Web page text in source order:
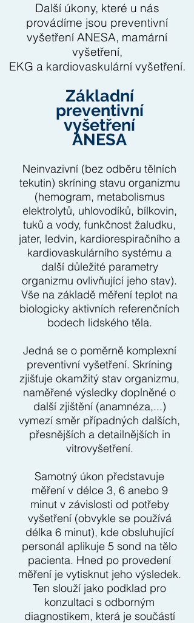
Další úkony, které u nás
provádíme jsou preventivní
vyšetření ANESA, mamární
vyšetření,
EKG a kardiovaskulární vyšetření.
Základní
preventivní
vyšetření
ANESA
Neinvazivní (bez odběru tělních
tekutin) skríning stavu organizmu
(hemogram, metabolismus
elektrolytů, uhlovodíků, bílkovin,
tuků a vody, funkčnost žaludku,
jater, ledvin, kardiorespiračního a
kardiovaskulárního systému a
další důležité parametry
organizmu ovlivňující jeho stav).
Vše na základě měření teplot na
biologicky aktivních referenčních
bodech lidského těla.
Jedná se o poměrně komplexní
preventivní vyšetření. Skríning
zjišťuje okamžitý stav organizmu,
naměřené výsledky doplněné o
další zjištění (anamnéza,...)
vymezí směr případných dalších,
přesnějších a detailnějších in
vitrovyšetření.
Samotný úkon představuje
měření v délce 3, 6 anebo 9
minut v závislosti od potřeby
vyšetření (obvykle se používá
délka 6 minut), kde obsluhující
personál aplikuje 5 sond na tělo
pacienta. Hned po provedení
měření je vytisknut jeho výsledek.
Ten slouží jako podklad pro
konzultaci s odborným
diagnostikem, která je součástí